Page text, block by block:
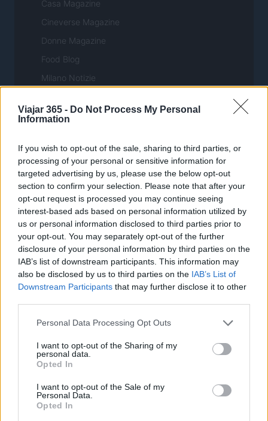
Viajar 365 - Do Not Process My Personal
Information
If you wish to opt-out of the sale, sharing to third parties, or
processing of your personal or sensitive information for
targeted advertising by us, please use the below opt-out
section to confirm your selection. Please note that after your
opt-out request is processed you may continue seeing
interest-based ads based on personal information utilized by
us or personal information disclosed to third parties prior to
your opt-out. You may separately opt-out of the further
disclosure of your personal information by third parties on the
IAB’s list of downstream participants. This information may
also be disclosed by us to third parties on the IAB’s List of
Downstream Participants that may further disclose it to other
Please note that this website/app uses one or more Google
not limited to your visit or usage behaviour. You may click to
grant or deny consent to Google and its third-party tags to
use your data for below specified purposes in below Google
consent section.
Personal Data Processing Opt Outs
I want to opt-out of the Sharing of my
personal data.
Opted In
I want to opt-out of the Sale of my
Personal Data.
Opted In
Casa Magazine
Cineverse Magazine
Donne Magazine
Food Blog
Milano Notizie
Notizie.it
Pet Story
Professione Lavoro
Sport Magazine
Style24
Think.it
Tuobenessere
Viaggiamo
Nonne Magazine
Luxury Club
Professione mamma
Investimenti Magazine
Money 365